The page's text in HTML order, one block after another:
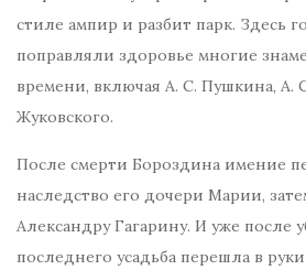
стиле ампир и разбит парк. Здесь
поправляли здоровье многие
времени, включая А. С. Пушкина, А.
Жуковского.
После смерти Бороздина имение
наследство его дочери Марии,
Александру Гагарину. И уже после
последнего усадьба перешла в